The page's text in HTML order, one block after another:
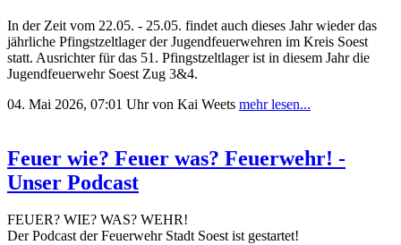
In der Zeit vom 22.05. - 25.05. findet auch dieses Jahr wieder das
jährliche Pfingstzeltlager der Jugendfeuerwehren im Kreis Soest
statt. Ausrichter für das 51. Pfingstzeltlager ist in diesem Jahr die
Jugendfeuerwehr Soest Zug 3&4.
04. Mai 2026, 07:01 Uhr von Kai Weets mehr lesen...
Feuer wie? Feuer was? Feuerwehr! -
Unser Podcast
FEUER? WIE? WAS? WEHR!
Der Podcast der Feuerwehr Stadt Soest ist gestartet!